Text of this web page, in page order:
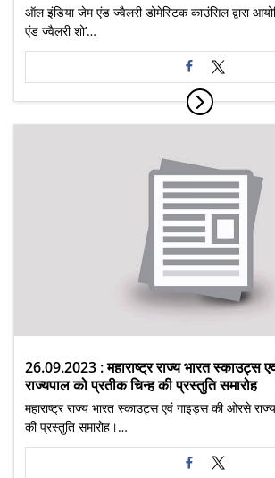
ऑल इंडिया जेम एंड ज्वैलरी डोमेस्टिक काउंसिल द्वारा
एंड ज्वैलरी शो’…
26.09.2023 : महाराष्ट्र राज्य भारत स्काउट्स
राज्यपाल को प्रतीक चिन्ह की प्रस्तुति समारोह
महाराष्ट्र राज्य भारत स्काउट्स एवं गाइड्स की ओरसे
की प्रस्तुति समारोह।…